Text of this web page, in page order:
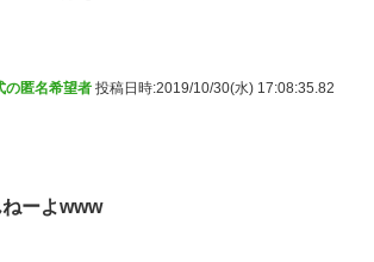
の匿名希望者 投稿日時:2019/10/30(水) 17:08:35.82
ーよwww